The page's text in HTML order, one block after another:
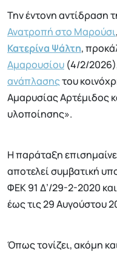
Την έντονη αντίδραση
Ανατροπή στο Μαρούσι
Κατερίνα Ψάλτη,
Αμαρουσίου (4/2/
ανάπλασηςτου
Αμαρυσίας Αρτέμιδος
υλοποίησης».
Η παράταξη
αποτελεί συμβατική
ΦΕΚ 91 Δ’/29-2-2020
έως τις 29 Αυγούστου
Όπως τονίζει, ακόμη